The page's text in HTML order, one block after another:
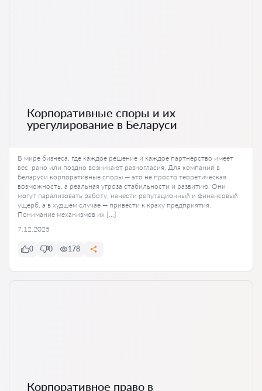
Корпоративные споры и их
урегулирование в Беларуси
В мире бизнеса, где каждое решение и каждое партнерство имеет
вес, рано или поздно возникают разногласия. Для компаний в
Беларуси корпоративные споры — это не просто теоретическая
возможность, а реальная угроза стабильности и развитию. Они
могут парализовать работу, нанести репутационный и финансовый
ущерб, а в худшем случае — привести к краху предприятия.
Понимание механизмов их […]
7.12.2025
0 0 178
Корпоративное право в